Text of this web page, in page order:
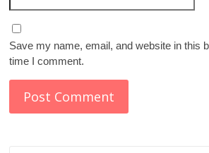
Save my name, email, and website in this
time I comment.